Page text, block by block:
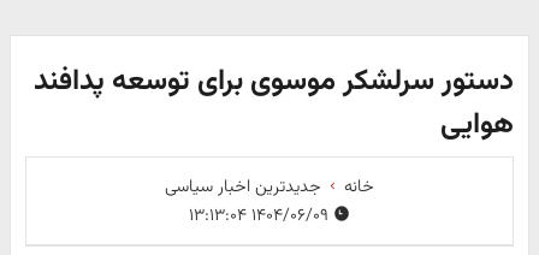
دستور سرلشکر موسوی برای توسعه پدافند
هوایی
خانه
جدیدترین اخبار سیاسی